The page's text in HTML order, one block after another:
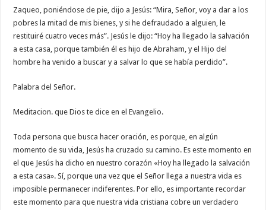
Zaqueo, poniéndose de pie, dijo a Jesús: “Mira, Señor, voy a dar a los
pobres la mitad de mis bienes, y si he defraudado a alguien, le
restituiré cuatro veces más”. Jesús le dijo: “Hoy ha llegado la salvación
a esta casa, porque también él es hijo de Abraham, y el Hijo del
hombre ha venido a buscar y a salvar lo que se había perdido”.
Palabra del Señor.
Meditacion. que Dios te dice en el Evangelio.
Toda persona que busca hacer oración, es porque, en algún
momento de su vida, Jesús ha cruzado su camino. Es este momento en
el que Jesús ha dicho en nuestro corazón «Hoy ha llegado la salvación
a esta casa». Sí, porque una vez que el Señor llega a nuestra vida es
imposible permanecer indiferentes. Por ello, es importante recordar
este momento para que nuestra vida cristiana cobre un verdadero